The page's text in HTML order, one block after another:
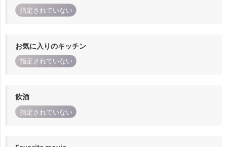
指定されていない
お気に入りのキッチン
指定されていない
飲酒
指定されていない